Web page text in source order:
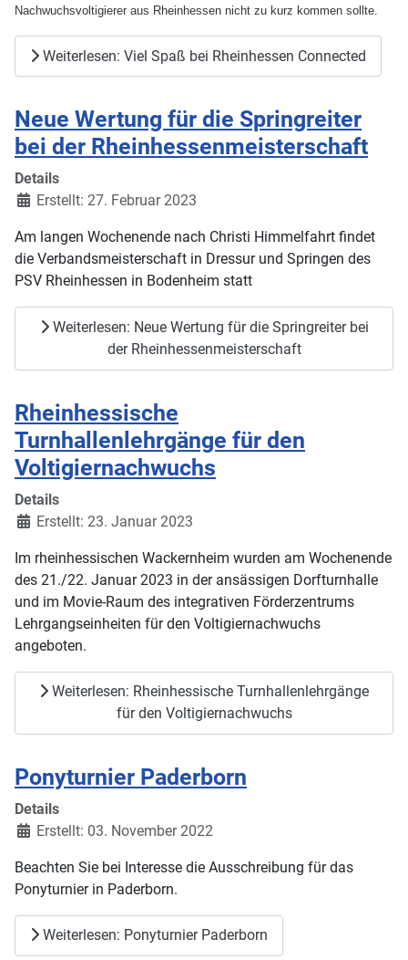
Nachwuchsvoltigierer aus Rheinhessen nicht zu kurz kommen sollte.
Weiterlesen: Viel Spaß bei Rheinhessen Connected
Neue Wertung für die Springreiter
bei der Rheinhessenmeisterschaft
Details
Erstellt: 27. Februar 2023
Am langen Wochenende nach Christi Himmelfahrt findet
die Verbandsmeisterschaft in Dressur und Springen des
PSV Rheinhessen in Bodenheim statt
Weiterlesen: Neue Wertung für die Springreiter bei
der Rheinhessenmeisterschaft
Rheinhessische
Turnhallenlehrgänge für den
Voltigiernachwuchs
Details
Erstellt: 23. Januar 2023
Im rheinhessischen Wackernheim wurden am Wochenende
des 21./22. Januar 2023 in der ansässigen Dorfturnhalle
und im Movie-Raum des integrativen Förderzentrums
Lehrgangseinheiten für den Voltigiernachwuchs
angeboten.
Weiterlesen: Rheinhessische Turnhallenlehrgänge
für den Voltigiernachwuchs
Ponyturnier Paderborn
Details
Erstellt: 03. November 2022
Beachten Sie bei Interesse die Ausschreibung für das
Ponyturnier in Paderborn.
Weiterlesen: Ponyturnier Paderborn